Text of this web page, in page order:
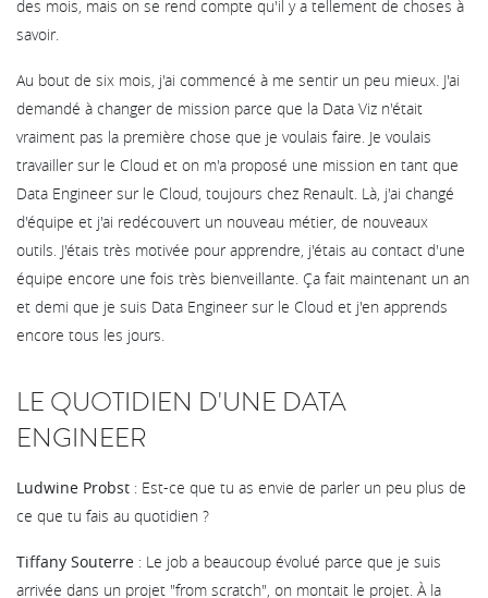
des mois, mais on se rend compte qu'il y a tellement de choses à
savoir.
Au bout de six mois, j'ai commencé à me sentir un peu mieux. J'ai
demandé à changer de mission parce que la Data Viz n'était
vraiment pas la première chose que je voulais faire. Je voulais
travailler sur le Cloud et on m'a proposé une mission en tant que
Data Engineer sur le Cloud, toujours chez Renault. Là, j'ai changé
d'équipe et j'ai redécouvert un nouveau métier, de nouveaux
outils. J'étais très motivée pour apprendre, j'étais au contact d'une
équipe encore une fois très bienveillante. Ça fait maintenant un an
et demi que je suis Data Engineer sur le Cloud et j'en apprends
encore tous les jours.
LE QUOTIDIEN D'UNE DATA
ENGINEER
Ludwine Probst : Est-ce que tu as envie de parler un peu plus de
ce que tu fais au quotidien ?
Tiffany Souterre : Le job a beaucoup évolué parce que je suis
arrivée dans un projet "from scratch", on montait le projet. À la